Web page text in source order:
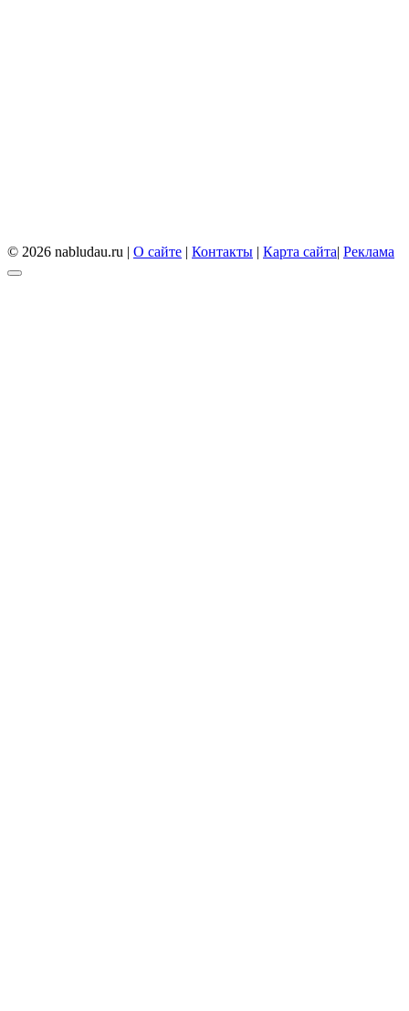
© 2026 nabludau.ru | О сайте | Контакты | Карта сайта| Реклама